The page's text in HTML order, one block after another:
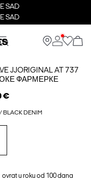
SAD
SAD
JJORIGINAL AT 737
ФАРМЕРКЕ
€
BLACK DENIM
ovrat u roku od 100 dana